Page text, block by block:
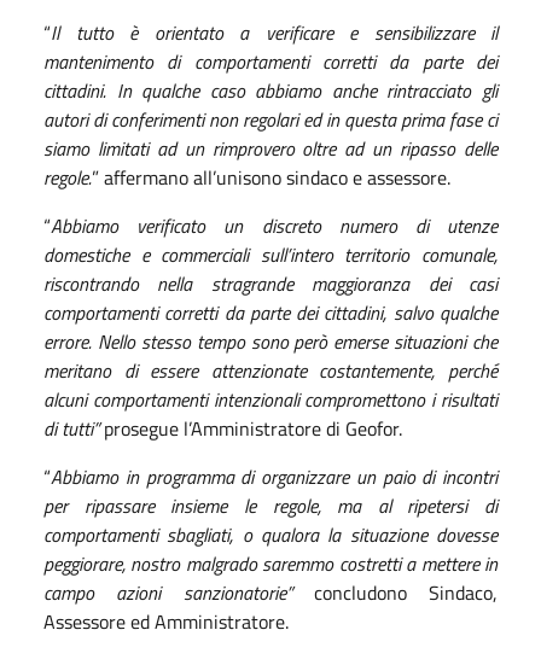
“Il tutto è orientato a verificare e sensibilizzare il
mantenimento di comportamenti corretti da parte dei
cittadini. In qualche caso abbiamo anche rintracciato gli
autori di conferimenti non regolari ed in questa prima fase ci
siamo limitati ad un rimprovero oltre ad un ripasso delle
regole.” affermano all’unisono sindaco e assessore.
“Abbiamo verificato un discreto numero di utenze
domestiche e commerciali sull’intero territorio comunale,
riscontrando nella stragrande maggioranza dei casi
comportamenti corretti da parte dei cittadini, salvo qualche
errore. Nello stesso tempo sono però emerse situazioni che
meritano di essere attenzionate costantemente, perché
alcuni comportamenti intenzionali compromettono i risultati
di tutti”prosegue l’Amministratore di Geofor.
“Abbiamo in programma di organizzare un paio di incontri
per ripassare insieme le regole, ma al ripetersi di
comportamenti sbagliati, o qualora la situazione dovesse
peggiorare, nostro malgrado saremmo costretti a mettere in
campo azioni sanzionatorie” concludono Sindaco,
Assessore ed Amministratore.